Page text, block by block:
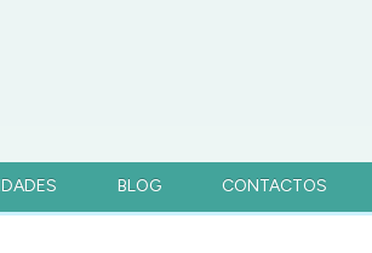
BLOG CONTACTOS